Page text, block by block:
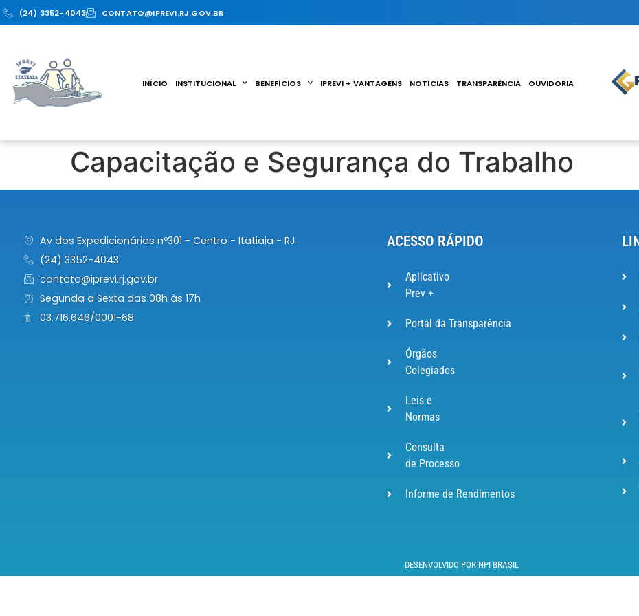
(24) 3352-4043 CONTATO@IPREVI.RJ.GOV.BR
INÍCIO INSTITUCIONAL BENEFÍCIOS IPREVI + VANTAGENS NOTÍCIAS TRANSPARÊNCIA OUVIDORIA
Capacitação e Segurança do Trabalho
Av dos Expedicionários nº301 - Centro - Itatiaia - RJ
(24) 3352-4043
contato@iprevi.rj.gov.br
Segunda a Sexta das 08h às 17h
03.716.646/0001-68
ACESSO RÁPIDO
Aplicativo
Prev +
Portal da Transparência
Órgãos
Colegiados
Leis e
Normas
Consulta
de Processo
Informe de Rendimentos
DESENVOLVIDO POR NPI BRASIL